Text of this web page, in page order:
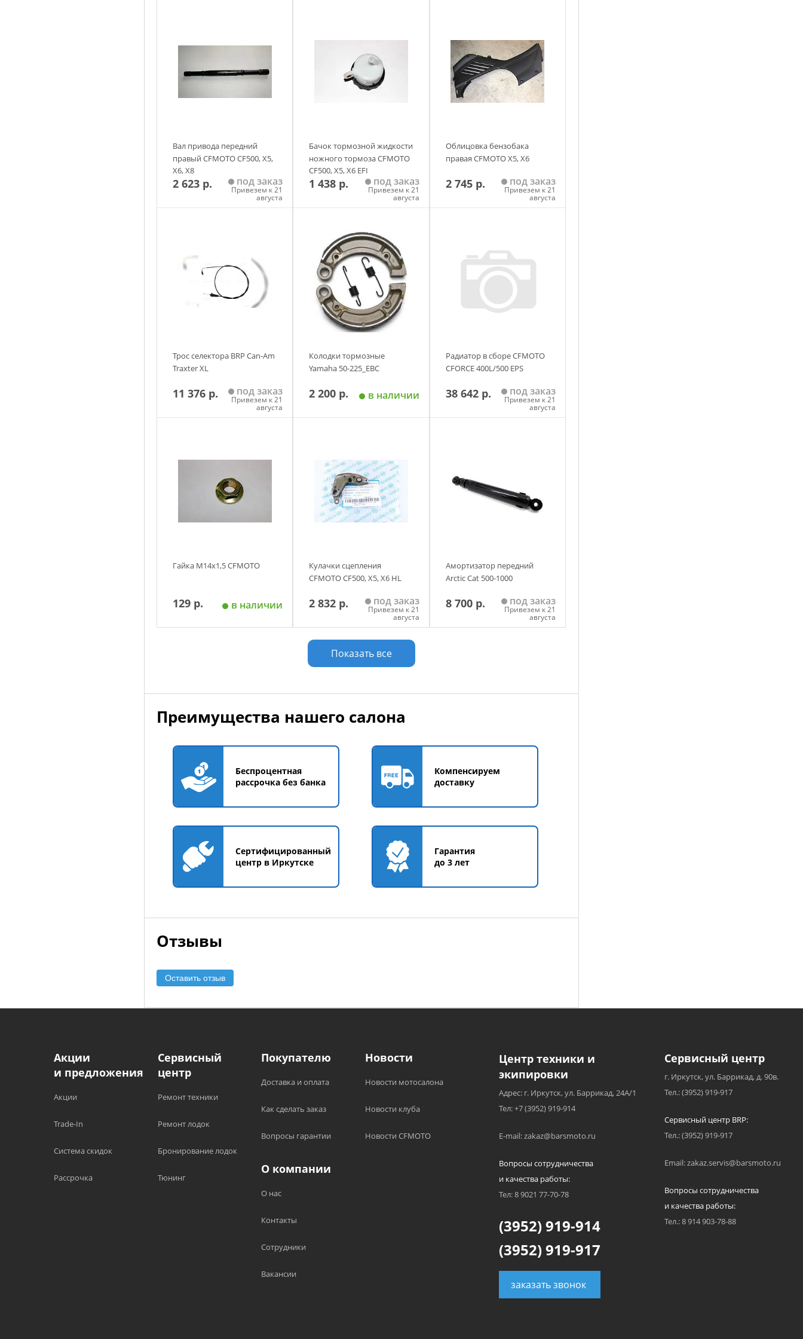
Мотовездеходы UTV Polaris Ranger R19RRE99F1/FC/SC1/SCC/SFC/F1 RANGER 1000XP EPS EU/TR/ZUG
(2019) Suspension, front hub - r19rre99f1 / fc / sc1 / scc / sfc / f1 (c700035)
Мотовездеходы UTV Polaris Ranger R19RRE99NS RANGER 1000 PS HD MD (2019) Suspension, front
hub - r19rre99ns (c700035)
Вал привода передний
правый CFMOTO CF500, X5,
X6, X8
2 623 р. под заказ
Привезем к 21
августа
Бачок тормозной жидкости
ножного тормоза CFMOTO
CF500, Х5, Х6 EFI
1 438 р. под заказ
Привезем к 21
августа
Облицовка бензобака
правая CFMOTO X5, X6
2 745 р. под заказ
Привезем к 21
августа
Трос селектора BRP Can-Am
Traxter XL
11 376 р. под заказ
Привезем к 21
августа
Колодки тормозные
Yamaha 50-225_EBC
2 200 р. в наличии
Радиатор в сборе CFMOTO
CFORCE 400L/500 EPS
38 642 р. под заказ
Привезем к 21
августа
Гайка М14х1,5 CFMOTO
129 р. в наличии
Кулачки сцепления
CFMOTO CF500, X5, X6 HL
2 832 р. под заказ
Привезем к 21
августа
Добавить в корзину
Амортизатор передний
Arctic Cat 500-1000
8 700 р. под заказ
Привезем к 21
августа
Показать все
Преимущества нашего салона
Беспроцентная
рассрочка без банка
Компенсируем
доставку
Сертифицированный
центр в Иркутске
Гарантия
до 3 лет
Отзывы
Оставить отзыв
Акции
и предложения
Акции
Trade-In
Система скидок
Рассрочка
Сервисный
центр
Ремонт техники
Ремонт лодок
Бронирование лодок
Тюнинг
Покупателю
Доставка и оплата
Как сделать заказ
Вопросы гарантии
Новости
Новости мотосалона
Новости клуба
Новости CFMOTO
О компании
О нас
Контакты
Сотрудники
Вакансии
Центр техники и
экипировки
Адрес: г. Иркутск, ул. Баррикад, 24А/1
Тел: +7 (3952) 919-914
E-mail: zakaz@barsmoto.ru
Вопросы сотрудничества
и качества работы:
Тел: 8 9021 77-70-78
(3952) 919-914
(3952) 919-917
заказать звонок
Сервисный центр
г. Иркутск, ул. Баррикад, д. 90в.
Тел.: (3952) 919-917
Сервисный центр BRP:
Тел.: (3952) 919-917
Email: zakaz.servis@barsmoto.ru
Вопросы сотрудничества
и качества работы:
Тел.: 8 914 903-78-88